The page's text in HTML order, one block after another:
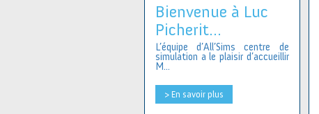
Bienvenue à Luc
Picherit...
L’équipe d’All’Sims centre de
simulation a le plaisir d’accueillir
M...
> En savoir plus